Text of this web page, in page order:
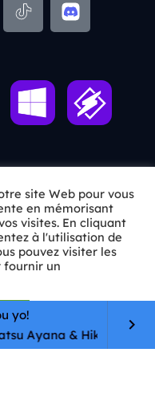
yo!
& Hikasa Youkokeyboard_arrow_right
site Web pour vous
en mémorisant
visites. En cliquant
à l'utilisation de
pouvez visiter les
fournir un